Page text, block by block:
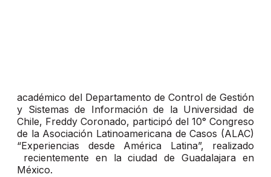
académico del Departamento de Control de Gestión
y Sistemas de Información de la Universidad de
Chile, Freddy Coronado, participó del 10° Congreso
de la Asociación Latinoamericana de Casos (ALAC)
“Experiencias desde América Latina”, realizado
recientemente en la ciudad de Guadalajara en
México.